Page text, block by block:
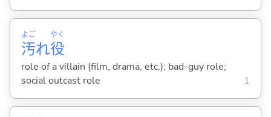
汚
よご
れ役
やく
role of a villain (film, drama, etc.); bad-guy role;
social outcast role
1